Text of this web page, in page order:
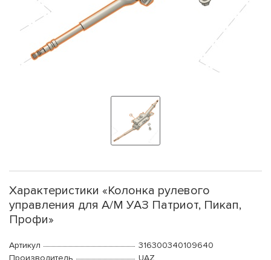
Характеристики «Колонка рулевого
управления для А/М УАЗ Патриот, Пикап,
Профи»
Артикул
316300340109640